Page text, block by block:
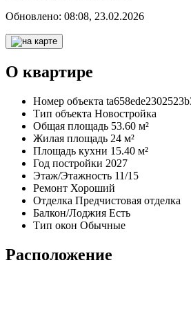
Обновлено: 08:08, 23.02.2026
О квартире
Номер объекта
Тип объекта Новостройка
Общая площадь 53.60 м²
Жилая площадь 24 м²
Площадь кухни 15.40 м²
Год постройки 2027
Этаж/Этажность 11/15
Ремонт Хороший
Отделка Предчистовая отделка
Балкон/Лоджия Есть
Тип окон Обычные
Расположение